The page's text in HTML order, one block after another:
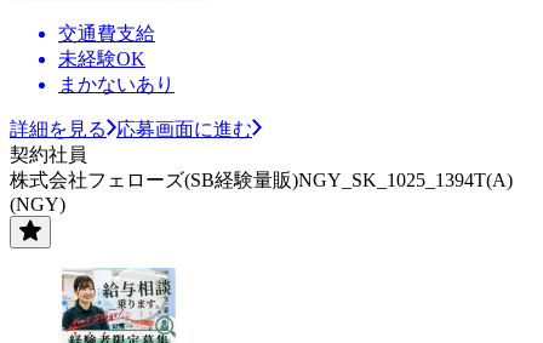
交通費支給
未経験OK
まかないあり
詳細を見る
応募画面に進む
契約社員
株式会社フェローズ(SB経験量販)NGY_SK_1025_1394T(A)
(NGY)